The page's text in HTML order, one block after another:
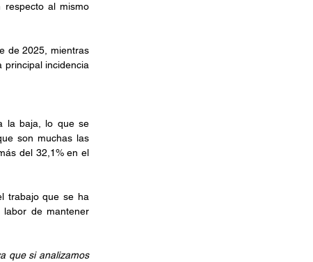
respecto al mismo
de 2025, mientras
principal incidencia
la baja, lo que se
son muchas las
del 32,1% en el
trabajo que se ha
de mantener
que si analizamos